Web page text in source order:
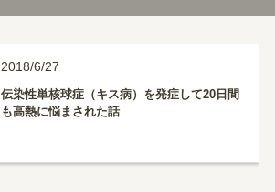
2018/6/27
伝染性単核球症（キス病）を発症して20日間
も高熱に悩まされた話